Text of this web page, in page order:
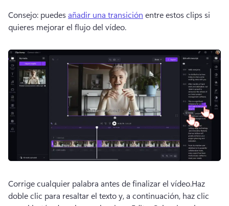
Consejo: puedes añadir una transición entre estos clips si
quieres mejorar el flujo del vídeo.
Corrige cualquier palabra antes de finalizar el vídeo.Haz
doble clic para resaltar el texto y, a continuación, haz clic